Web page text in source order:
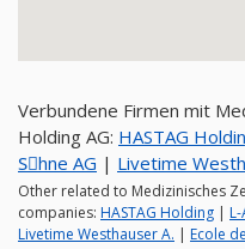
Verbundene Firmen mit
Holding AG: HASTAG
Sِhne AG | Livetime
Other related to Medizinisches
companies: HASTAG Holding |
Livetime Westhauser A. | Ecole